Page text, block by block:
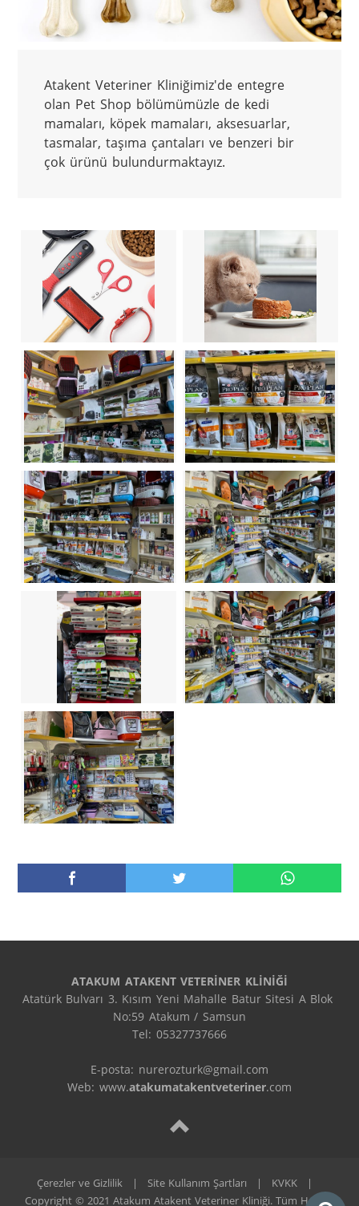
Atakent Veteriner Kliniğimiz'de entegre
olan Pet Shop bölümümüzle de kedi
mamaları, köpek mamaları, aksesuarlar,
tasmalar, taşıma çantaları ve benzeri bir
çok ürünü bulundurmaktayız.
ATAKUM ATAKENT VETERİNER KLİNİĞİ
Atatürk Bulvarı 3. Kısım Yeni Mahalle Batur Sitesi A Blok
No:59 Atakum / Samsun
Tel: 05327737666
E-posta: nurerozturk@gmail.com
Web: www.atakumatakentveteriner.com
Çerezler ve Gizlilik | Site Kullanım Şartları | KVKK
|
Copyright © 2021 Atakum Atakent Veteriner Kliniği. Tüm Hakları